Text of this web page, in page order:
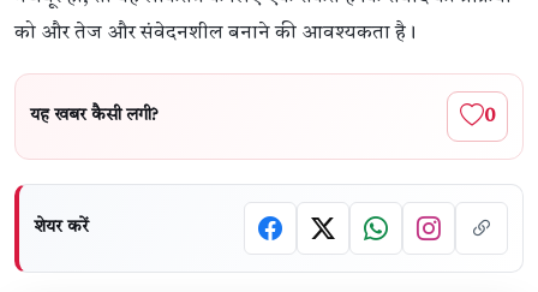
को और तेज और संवेदनशील बनाने की आवश्यकता है।
यह खबर कैसी लगी? 0
शेयर करें